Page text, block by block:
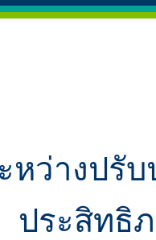
หว่างปรั
ประสิทธิ